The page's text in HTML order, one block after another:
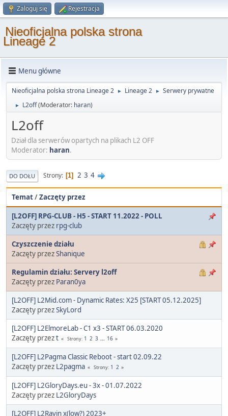
Zaloguj się Rejestracja
Nieoficjalna polska strona
Lineage 2
Menu główne
Nieoficjalna polska strona Lineage 2 ► Lineage 2 ► Serwery prywatne
► L2off(Moderator: haran)
L2off
Dział dla serwerów opartych na plikach L2 OFF
Moderator: haran.
DO DOŁU Strony 1 2 3 4
Temat/Zaczęty przez
[L2OFF] RPG-CLUB - H5 - START 11.2022 - POLL
Zaczęty przez rpg-club
Czyszczenie działu
Zaczęty przezShanique
Regulamin działu: Servery l2off
Zaczęty przez Paran0ya
[L2OFF] L2Mid.com - Dynamic Rates: X25 [START 05.12.2025]
Zaczęty przezSkyLord
[L2OFF] L2ElmoreLab - C1 x3 - START 06.03.2020
Zaczęty przezt Strony 1 2 3 ... 16
[L2OFF] L2Pagma Classic Reboot - start 02.09.22
Zaczęty przez L2pagma Strony 1 2
[L2OFF] L2GloryDays.eu - 3x - 01.07.2022
Zaczęty przez L2GloryDays
[L2OFF] L2Ravin x(low?) 2023+